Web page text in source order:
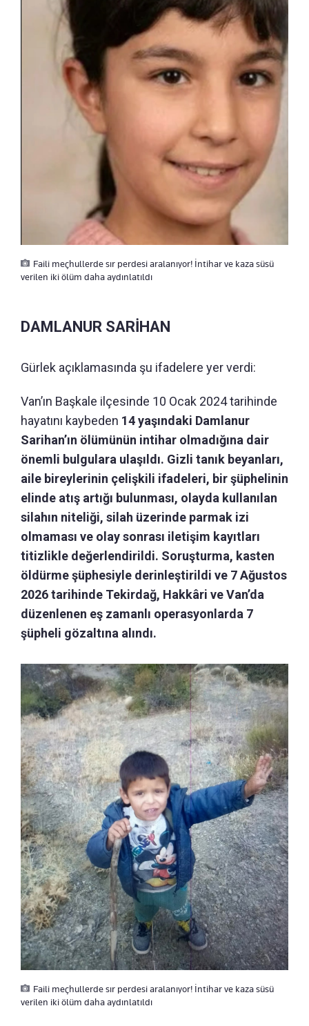
Faili meçhullerde sır perdesi aralanıyor! İntihar ve kaza süsü
verilen iki ölüm daha aydınlatıldı
DAMLANUR SARİHAN
Gürlek açıklamasında şu ifadelere yer verdi:
Van’ın Başkale ilçesinde 10 Ocak 2024 tarihinde
hayatını kaybeden 14 yaşındaki Damlanur
Sarihan’ın ölümünün intihar olmadığına dair
önemli bulgulara ulaşıldı. Gizli tanık beyanları,
aile bireylerinin çelişkili ifadeleri, bir şüphelinin
elinde atış artığı bulunması, olayda kullanılan
silahın niteliği, silah üzerinde parmak izi
olmaması ve olay sonrası iletişim kayıtları
titizlikle değerlendirildi. Soruşturma, kasten
öldürme şüphesiyle derinleştirildi ve 7 Ağustos
2026 tarihinde Tekirdağ, Hakkâri ve Van’da
düzenlenen eş zamanlı operasyonlarda 7
şüpheli gözaltına alındı.
Faili meçhullerde sır perdesi aralanıyor! İntihar ve kaza süsü
verilen iki ölüm daha aydınlatıldı